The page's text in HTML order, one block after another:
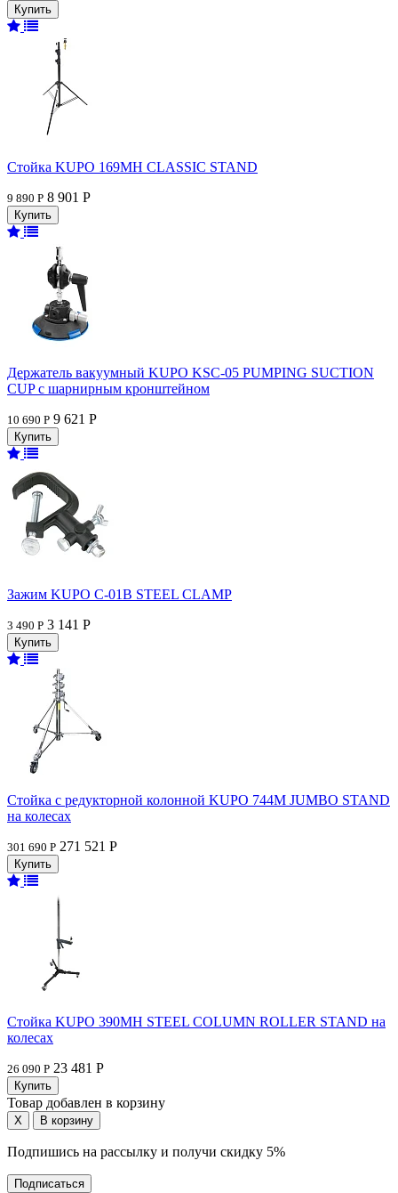
Стойка KUPO 169MH CLASSIC STAND
9 890 Р 8 901 Р
Держатель вакуумный KUPO KSC-05 PUMPING SUCTION
CUP с шарнирным кронштейном
10 690 Р 9 621 Р
Зажим KUPO C-01B STEEL CLAMP
3 490 Р 3 141 Р
Стойка с редукторной колонной KUPO 744M JUMBO STAND
на колесах
301 690 Р 271 521 Р
Стойка KUPO 390MH STEEL COLUMN ROLLER STAND на
колесах
26 090 Р 23 481 Р
Товар добавлен в корзину
Подпишись на рассылку и получи скидку 5%
Подписаться